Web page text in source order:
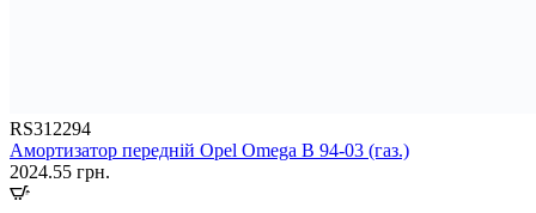
RS312294
Амортизатор передній Opel Omega B 94-03 (газ.)
2024.55 грн.